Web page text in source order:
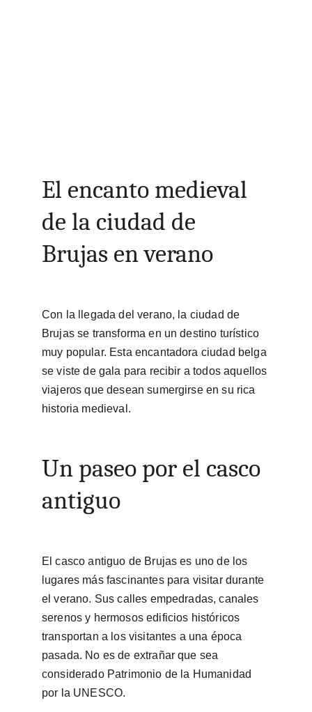
El encanto medieval
de la ciudad de
Brujas en verano
Con la llegada del verano, la ciudad de
Brujas se transforma en un destino turístico
muy popular. Esta encantadora ciudad belga
se viste de gala para recibir a todos aquellos
viajeros que desean sumergirse en su rica
historia medieval.
Un paseo por el casco
antiguo
El casco antiguo de Brujas es uno de los
lugares más fascinantes para visitar durante
el verano. Sus calles empedradas, canales
serenos y hermosos edificios históricos
transportan a los visitantes a una época
pasada. No es de extrañar que sea
considerado Patrimonio de la Humanidad
por la UNESCO.